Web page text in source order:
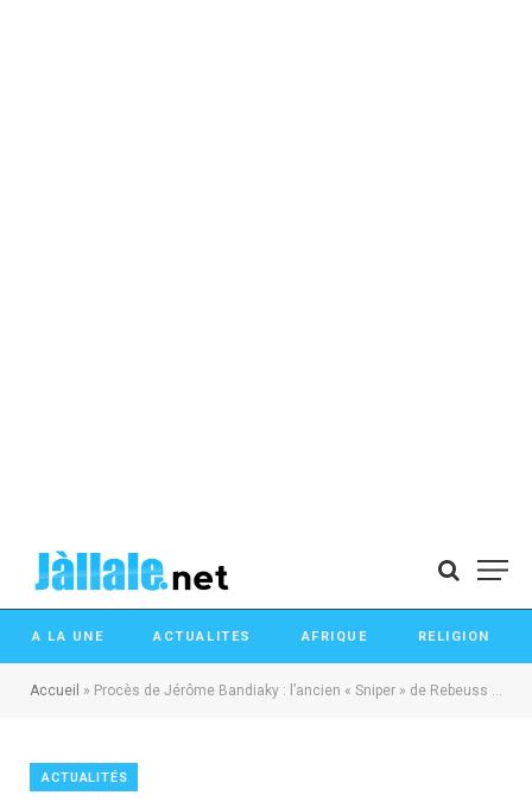
A LA UNE ACTUALITES AFRIQUE RELIGION
Accueil » Procès de Jérôme Bandiaky : l’ancien « Sniper » de Rebeuss attendu à la barre ce mercredi
ACTUALITÉS